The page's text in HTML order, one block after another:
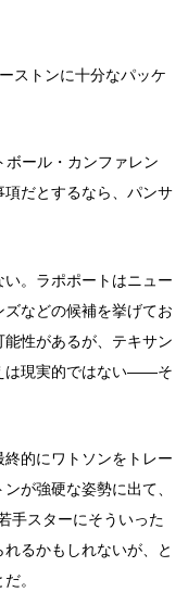
ストンに十分なパッケ
ール・カンファレン
だとするなら、パンサ
。ラポポートはニュー
などの候補を挙げてお
性があるが、テキサン
は現実的ではない――そ
的にワトソンをトレー
が強硬な姿勢に出て、
手スターにそういった
るかもしれないが、と
。